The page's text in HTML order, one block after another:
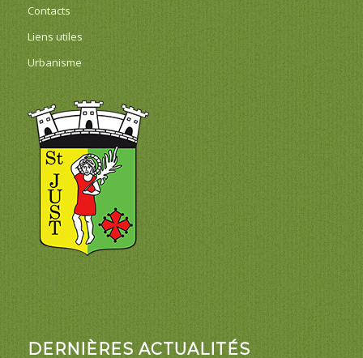
Contacts
Liens utiles
Urbanisme
DERNIÈRES ACTUALITÉS